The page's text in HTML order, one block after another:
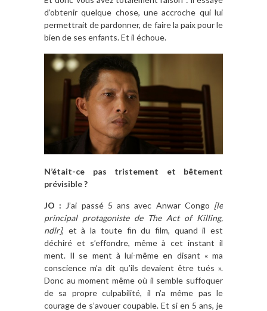
d’obtenir quelque chose, une accroche qui lui
permettrait de pardonner, de faire la paix pour le
bien de ses enfants. Et il échoue.
N’était-ce pas tristement et bêtement
prévisible ?
JO : J’ai passé 5 ans avec Anwar Congo [le
principal protagoniste de The Act of Killing,
ndlr], et à la toute fin du film, quand il est
déchiré et s’effondre, même à cet instant il
ment. Il se ment à lui-même en disant « ma
conscience m’a dit qu’ils devaient être tués ».
Donc au moment même où il semble suffoquer
de sa propre culpabilité, il n’a même pas le
courage de s’avouer coupable. Et si en 5 ans, je